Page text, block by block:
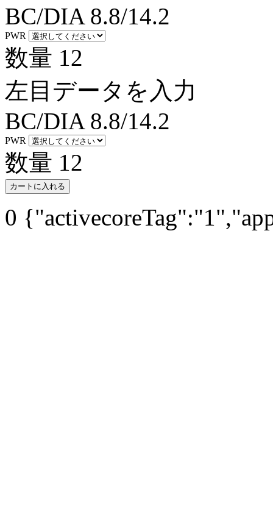
BC/DIA 8.8/14.2
PWR
数量 12
左目データを入力
BC/DIA 8.8/14.2
PWR
数量 12
カートに入れる
0